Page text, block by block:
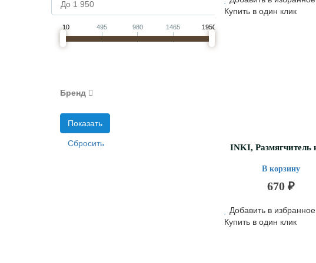
10 495 980 1465 1950
Бренд
Купить в один клик
В корзину
670 ₽
Добавить в избранное
Купить в один клик